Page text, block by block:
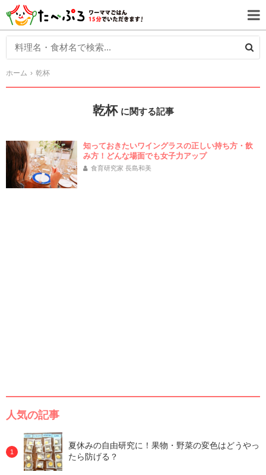
ホーム 乾杯
乾杯 に関する記事
知っておきたいワイングラスの正しい持ち方・飲
み方！どんな場面でも女子力アップ
食育研究家 長島和美
人気の記事
夏休みの自由研究に！果物・野菜の変色はどうやっ
たら防げる？